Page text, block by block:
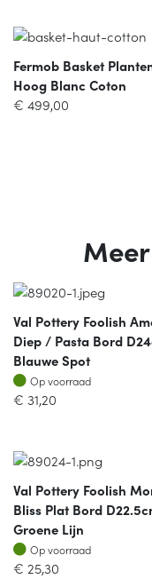
Fermob Basket
Hoog Blanc Coton
€ 499,00
Val Pottery Foolish
Diep / Pasta Bord
Blauwe Spot
Op voorraad
Op voorraad
€ 31,20
Val Pottery Foolish
Bliss Plat Bord
Groene Lijn
Op voorraad
Op voorraad
€ 25,30